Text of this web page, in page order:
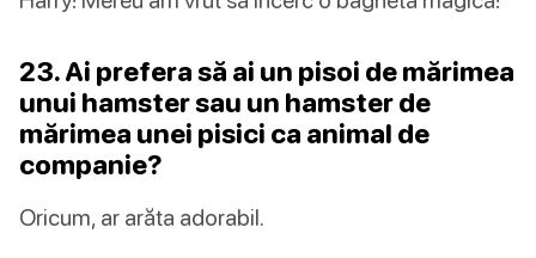
23. Ai prefera să ai un pisoi de mărimea
unui hamster sau un hamster de
mărimea unei pisici ca animal de
companie?
Oricum, ar arăta adorabil.